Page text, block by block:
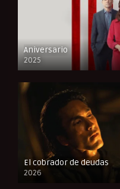
Aniversario
2025
FULL HD
El cobrador de deudas
2026
FULL HD